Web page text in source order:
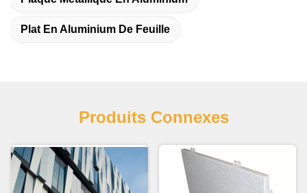
Plat En Aluminium De Feuille
Produits Connexes